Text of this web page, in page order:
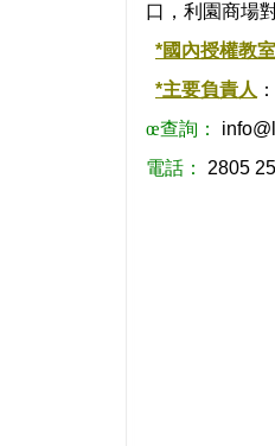
口，利園商場
*國內授權教室
*主要負責人
œ查詢：
電話：
2805